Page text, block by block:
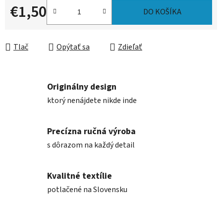
€1,50
Jednotková cena:
DO KOŠÍKA
Tlač Opýtať sa Zdieľať
Originálny design
ktorý nenájdete nikde inde
Precízna ručná výroba
s dôrazom na každý detail
Kvalitné textílie
potlačené na Slovensku